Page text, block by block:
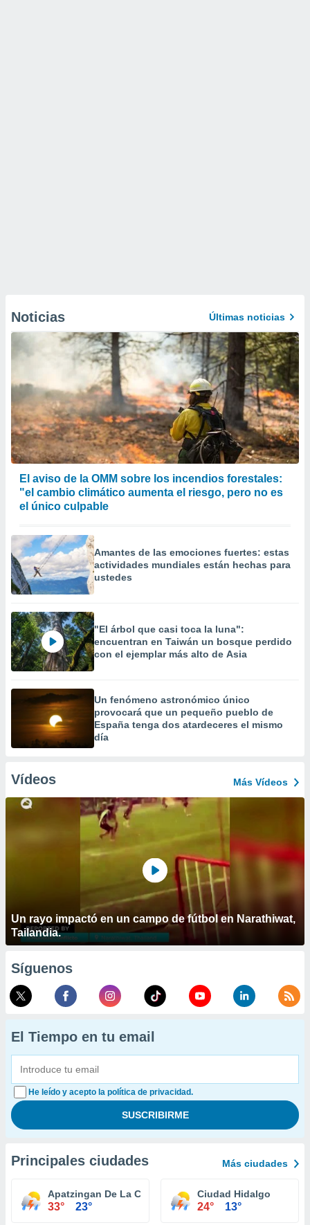
Noticias Últimas noticias
El aviso de la OMM sobre los incendios forestales:
"el cambio climático aumenta el riesgo, pero no es
el único culpable
Amantes de las emociones fuertes: estas
actividades mundiales están hechas para
ustedes
"El árbol que casi toca la luna":
encuentran en Taiwán un bosque perdido
con el ejemplar más alto de Asia
Un fenómeno astronómico único
provocará que un pequeño pueblo de
España tenga dos atardeceres el mismo
día
Vídeos Más Vídeos
Un rayo impactó en un campo de fútbol en Narathiwat,
Tailandia.
Síguenos
El Tiempo en tu email
He leído y acepto la política de privacidad.
Principales ciudades Más ciudades
Apatzingan De La Constitucion
33° 23°
Ciudad Hidalgo
24° 13°